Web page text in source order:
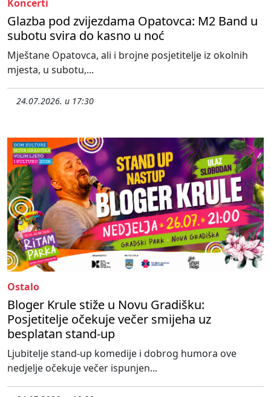
Koncerti
Glazba pod zvijezdama Opatovca: M2 Band u
subotu svira do kasno u noć
Mještane Opatovca, ali i brojne posjetitelje iz okolnih
mjesta, u subotu,...
24.07.2026. u 17:30
Ostalo
Bloger Krule stiže u Novu Gradišku:
Posjetitelje očekuje večer smijeha uz
besplatan stand-up
Ljubitelje stand-up komedije i dobrog humora ove
nedjelje očekuje večer ispunjen...